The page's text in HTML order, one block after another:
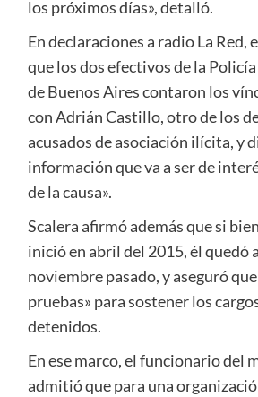
los próximos días», detalló.
En declaraciones a radio La Red,
que los dos efectivos de la
de Buenos Aires contaron los
con Adrián Castillo, otro de los
acusados de asociación ilícita, y
información que va a ser de
de la causa».
Scalera afirmó además que si
inició en abril del 2015, él quedó
noviembre pasado, y aseguró
pruebas» para sostener los
detenidos.
En ese marco, el funcionario del
admitió que para una